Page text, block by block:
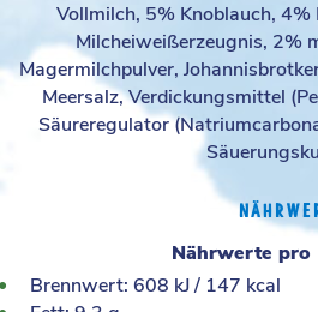
Vollmilch, 5% Knoblauch,
Milcheiweißerzeugnis, 2%
Magermilchpulver,
Meersalz, Verdickungsmittel
Säureregulator
Nährwerte pro
Brennwert: 608 kJ / 147 kcal